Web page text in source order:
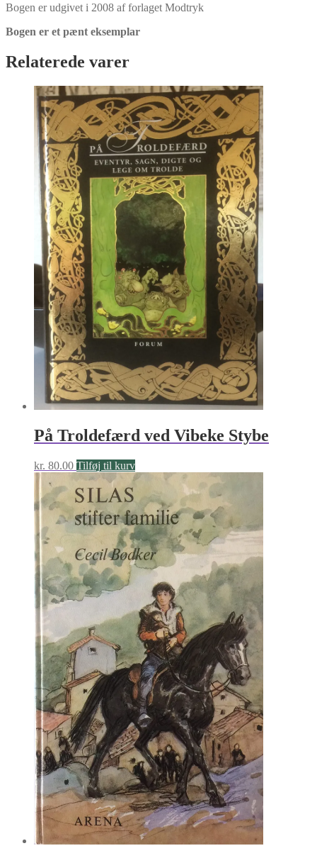
Bogen er udgivet i 2008 af forlaget Modtryk
Bogen er et pænt eksemplar
Relaterede varer
På Troldefærd ved Vibeke Stybe
kr. 80.00 Tilføj til kurv